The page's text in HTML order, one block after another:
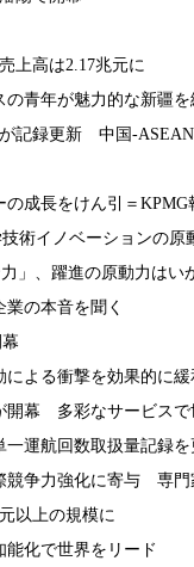
上高は2.17兆元に
青年が魅力的な新疆を
記録更新 中国-
成長をけん引＝KPMG
術イノベーションの原
」、躍進の原動力はい
の本音を聞く
よる衝撃を効果的に緩
開幕 多彩なサービス
運航回数取扱量記録を
競争力強化に寄与 専門
以上の規模に
能化で世界をリード